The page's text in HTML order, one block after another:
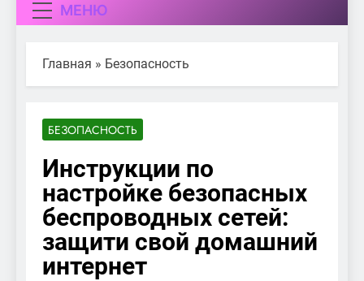
МЕНЮ
Главная » Безопасность
БЕЗОПАСНОСТЬ
Инструкции по
настройке безопасных
беспроводных сетей:
защити свой домашний
интернет